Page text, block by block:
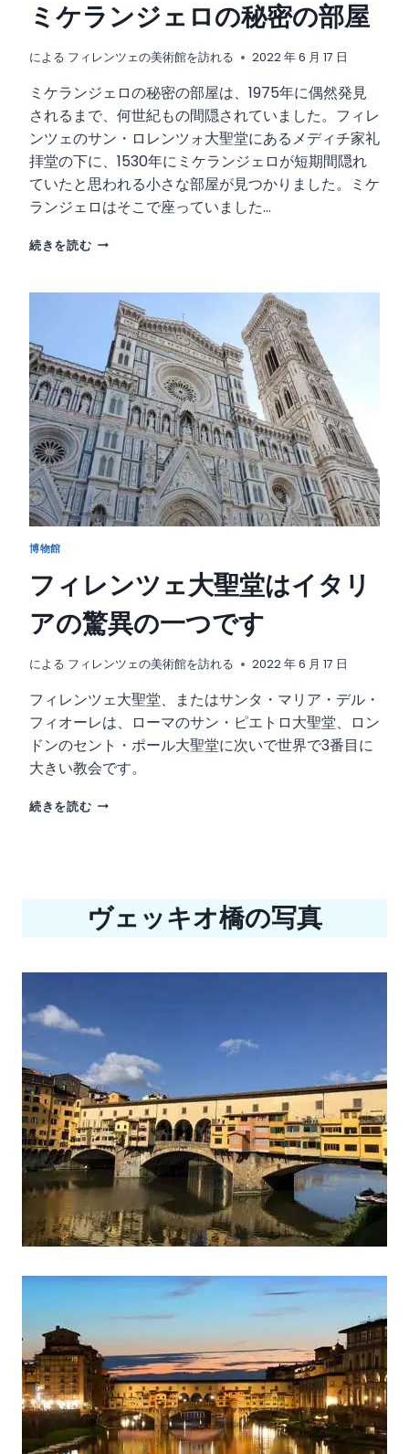
な
っ
牛
の
頭
が
あ
る
ミケランジェロの秘密の部屋
による フィレンツェの美術館を訪れる 2022 年 6 月 17 日
ミケランジェロの秘密の部屋は、1975年に偶然発見
されるまで、何世紀もの間隠されていました。フィレ
ンツェのサン・ロレンツォ大聖堂にあるメディチ家礼
拝堂の下に、1530年にミケランジェロが短期間隠れ
ていたと思われる小さな部屋が見つかりました。ミケ
ランジェロはそこで座っていました…
続きを読むミ
ン
の
秘
密
の
部
屋
博物館
フィレンツェ大聖堂はイタリ
アの驚異の一つです
による フィレンツェの美術館を訪れる 2022 年 6 月 17 日
フィレンツェ大聖堂、またはサンタ・マリア・デル・
フィオーレは、ローマのサン・ピエトロ大聖堂、ロン
ドンのセント・ポール大聖堂に次いで世界で3番目に
大きい教会です。
続きを読むフ
大
聖
ア
の
驚
異
の
一
つ
で
す
ヴェッキオ橋の写真